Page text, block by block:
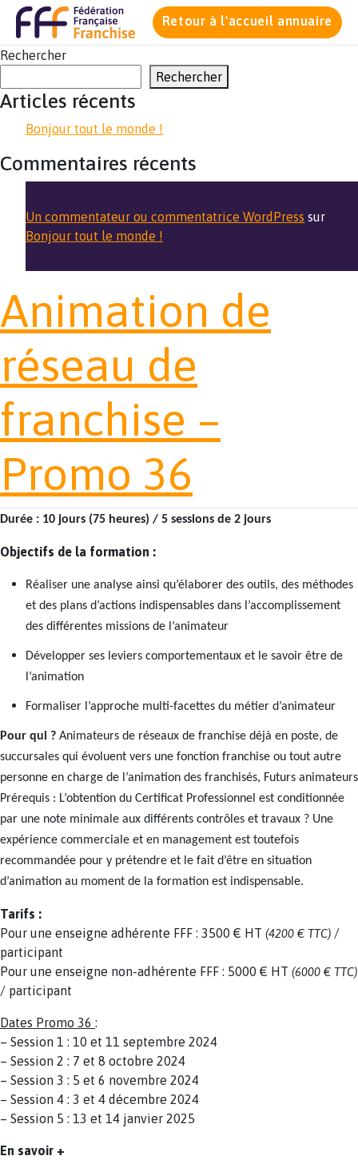
Retour à l'accueil annuaire
Rechercher
Rechercher
Articles récents
Bonjour tout le monde !
Commentaires récents
Un commentateur ou commentatrice WordPress sur
Bonjour tout le monde !
Animation de
réseau de
franchise –
Promo 36
Durée : 10 jours (75 heures) / 5 sessions de 2 jours
Objectifs de la formation :
Réaliser une analyse ainsi qu’élaborer des outils, des méthodes
et des plans d’actions indispensables dans l’accomplissement
des différentes missions de l’animateur
Développer ses leviers comportementaux et le savoir être de
l’animation
Formaliser l’approche multi-facettes du métier d’animateur
Pour qui ? Animateurs de réseaux de franchise déjà en poste, de
succursales qui évoluent vers une fonction franchise ou tout autre
personne en charge de l’animation des franchisés, Futurs animateurs
Prérequis : L’obtention du Certificat Professionnel est conditionnée
par une note minimale aux différents contrôles et travaux ? Une
expérience commerciale et en management est toutefois
recommandée pour y prétendre et le fait d’être en situation
d’animation au moment de la formation est indispensable.
Tarifs :
Pour une enseigne adhérente FFF : 3500 € HT (4200 € TTC) /
participant
Pour une enseigne non-adhérente FFF : 5000 € HT (6000 € TTC)
/ participant
Dates Promo 36 :
– Session 1 : 10 et 11 septembre 2024
– Session 2 : 7 et 8 octobre 2024
– Session 3 : 5 et 6 novembre 2024
– Session 4 : 3 et 4 décembre 2024
– Session 5 : 13 et 14 janvier 2025
En savoir +